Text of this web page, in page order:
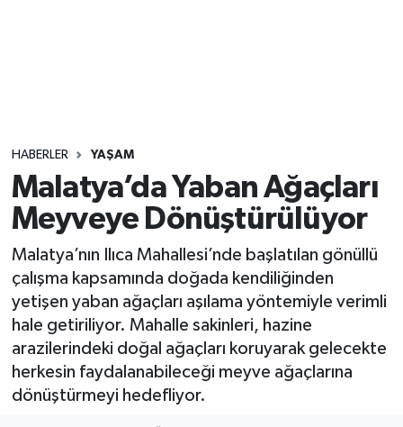
HABERLER YAŞAM
Malatya’da Yaban Ağaçları
Meyveye Dönüştürülüyor
Malatya’nın Ilıca Mahallesi’nde başlatılan gönüllü
çalışma kapsamında doğada kendiliğinden
yetişen yaban ağaçları aşılama yöntemiyle verimli
hale getiriliyor. Mahalle sakinleri, hazine
arazilerindeki doğal ağaçları koruyarak gelecekte
herkesin faydalanabileceği meyve ağaçlarına
dönüştürmeyi hedefliyor.
Yaşam